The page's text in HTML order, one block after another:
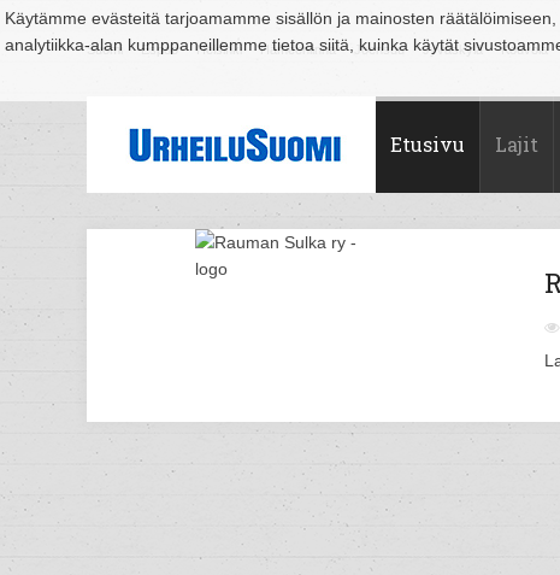
Käytämme evästeitä tarjoamamme sisällön ja mainosten
analytiikka-alan kumppaneillemme tietoa siitä, kuinka käytät
Suomi Espoo Helsinki Hämeenlinna Joensuu Jyväskylä Kouvola
Etusivu Lajit